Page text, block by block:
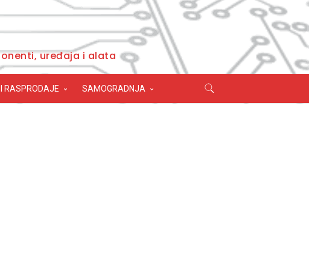
uređaja i alata
RASPRODAJE SAMOGRADNJA